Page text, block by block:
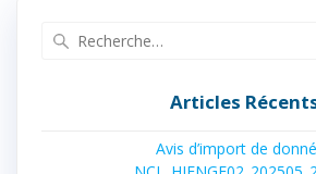
des
Articles
Avis d’import de